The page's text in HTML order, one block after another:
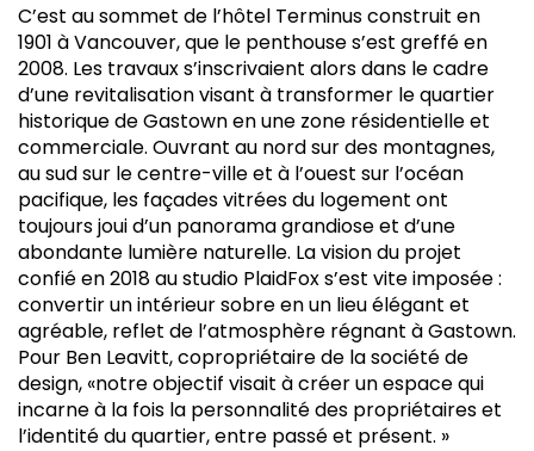
C’est au sommet de l’hôtel Terminus construit en
1901 à Vancouver, que le penthouse s’est greffé en
2008. Les travaux s’inscrivaient alors dans le cadre
d’une revitalisation visant à transformer le quartier
historique de Gastown en une zone résidentielle et
commerciale. Ouvrant au nord sur des montagnes,
au sud sur le centre-ville et à l’ouest sur l’océan
pacifique, les façades vitrées du logement ont
toujours joui d’un panorama grandiose et d’une
abondante lumière naturelle. La vision du projet
confié en 2018 au studio PlaidFox s’est vite imposée :
convertir un intérieur sobre en un lieu élégant et
agréable, reflet de l’atmosphère régnant à Gastown.
Pour Ben Leavitt, copropriétaire de la société de
design, «notre objectif visait à créer un espace qui
incarne à la fois la personnalité des propriétaires et
l’identité du quartier, entre passé et présent. »